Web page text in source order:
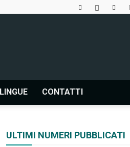
CONTATTI
ULTIMI NUMERI PUBBLICATI